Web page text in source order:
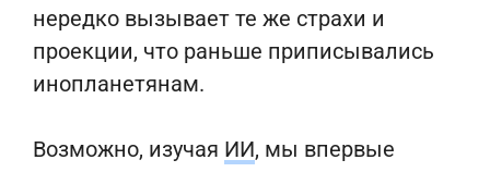
нередко вызывает те же страхи и
проекции, что раньше приписывались
инопланетянам.
Возможно, изучая ИИ, мы впервые